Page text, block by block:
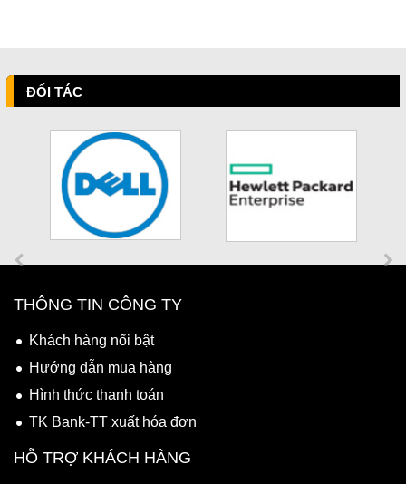
ĐỐI TÁC
THÔNG TIN CÔNG TY
Khách hàng nổi bật
Hướng dẫn mua hàng
Hình thức thanh toán
TK Bank-TT xuất hóa đơn
HỖ TRỢ KHÁCH HÀNG